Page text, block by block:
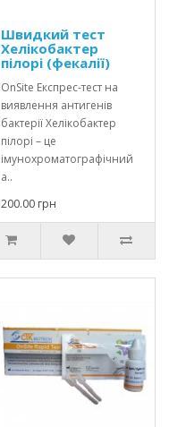
Швидкий тест
Хелікобактер
пілорі (фекалії)
OnSite Експрес-тест на
виявлення антигенів
бактерії Хелікобактер
пілорі – це
імунохроматографічний
а..
200.00 грн